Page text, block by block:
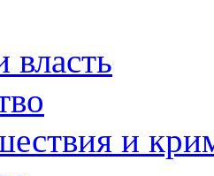
власть
и